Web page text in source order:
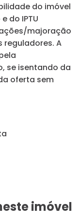
do imóvel
do IPTU
majoração
A
se isentando da
oferta sem
imóvel